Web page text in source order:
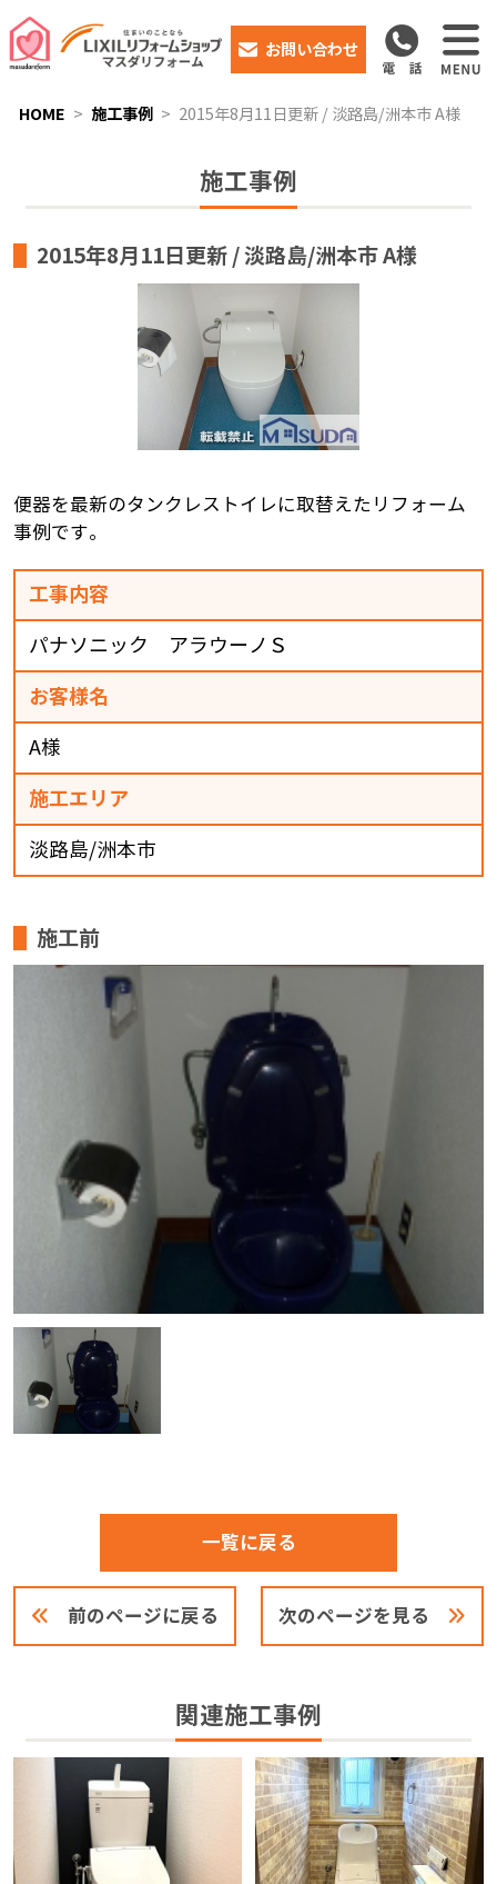
お問い合わせ
HOME 施工事例 2015年8月11日更新 / 淡路島/洲本市 A様
施工事例
2015年8月11日更新 / 淡路島/洲本市 A様
便器を最新のタンクレストイレに取替えたリフォーム
事例です。
工事内容
パナソニック アラウーノＳ
お客様名
A様
施工エリア
淡路島/洲本市
施工前
前のページに戻る
一覧に戻る
次のページを見る
関連施工事例